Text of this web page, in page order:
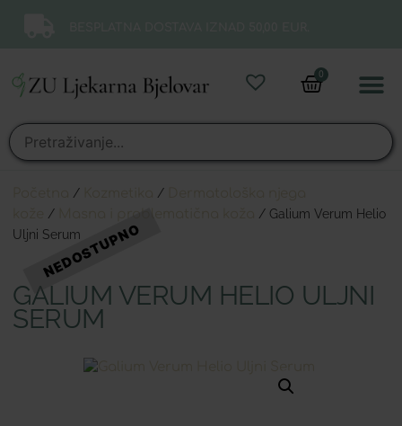
0
/ /
/
/ Galium Verum Helio
Uljni Serum
GALIUM VERUM HELIO ULJNI
SERUM